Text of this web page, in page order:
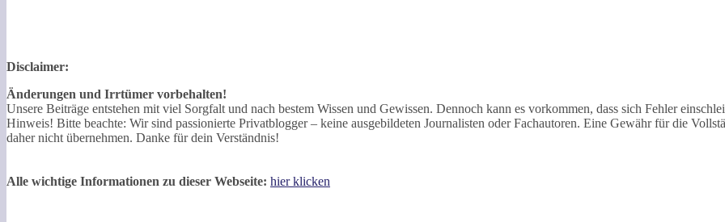
Disclaimer:
Änderungen und Irrtümer vorbehalten!
Unsere Beiträge entstehen mit viel Sorgfalt und nach bestem Wissen und Gewissen. Dennoch kann es vorkommen, dass sich Fehler
Hinweis! Bitte beachte: Wir sind passionierte Privatblogger – keine ausgebildeten Journalisten oder Fachautoren. Eine Gewähr für die
daher nicht übernehmen. Danke für dein Verständnis!
Alle wichtige Informationen zu dieser Webseite: hier klicken